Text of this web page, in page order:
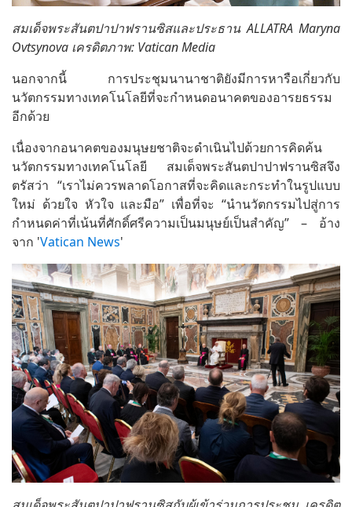
สมเด็จพระสันตปาปาฟรานซิสและประธาน ALLATRA Maryna
Ovtsynova เครดิตภาพ: Vatican Media
นอกจากนี้ การประชุมนานาชาติยังมีการหารือเกี่ยวกับ
นวัตกรรมทางเทคโนโลยีที่จะกำหนดอนาคตของอารยธรรม
อีกด้วย
เนื่องจากอนาคตของมนุษยชาติจะดำเนินไปด้วยการคิดค้น
นวัตกรรมทางเทคโนโลยี สมเด็จพระสันตปาปาฟรานซิสจึง
ตรัสว่า “เราไม่ควรพลาดโอกาสที่จะคิดและกระทำในรูปแบบ
ใหม่ ด้วยใจ หัวใจ และมือ” เพื่อที่จะ “นำนวัตกรรมไปสู่การ
กำหนดค่าที่เน้นที่ศักดิ์ศรีความเป็นมนุษย์เป็นสำคัญ” – อ้าง
จาก 'Vatican News'